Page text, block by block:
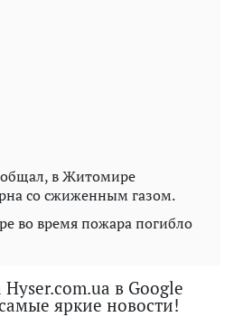
в Житомире
со сжиженным газом.
во время пожара погибло
в Google
яркие новости!